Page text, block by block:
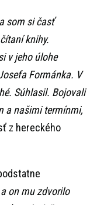
som si časť
knihy.
v jeho úlohe
Formánka. V
Súhlasil. Bojovali
a našimi termínmi,
z hereckého
on mu zdvorilo